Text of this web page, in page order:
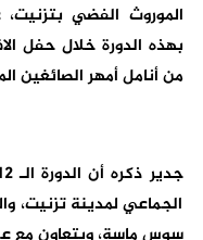
الموروث الفضي
بهذه الدورة خلال حفل
من أنامل أمهر الصائغين
الجماعي لمدينة تزنيت،